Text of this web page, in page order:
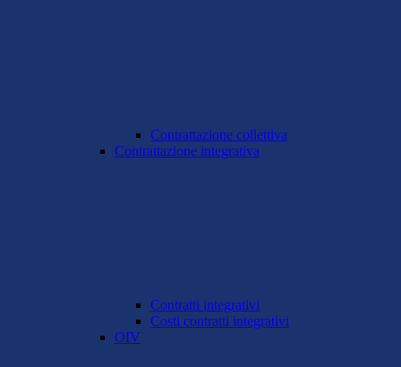
Contrattazione collettiva
Contrattazione integrativa
Contratti integrativi
Costi contratti integrativi
OIV